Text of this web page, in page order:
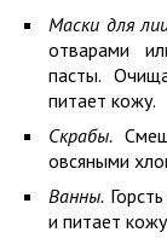
Маски для
отварами
пасты.
питает кожу.
Скрабы.
овсяными
Ванны.
и питает